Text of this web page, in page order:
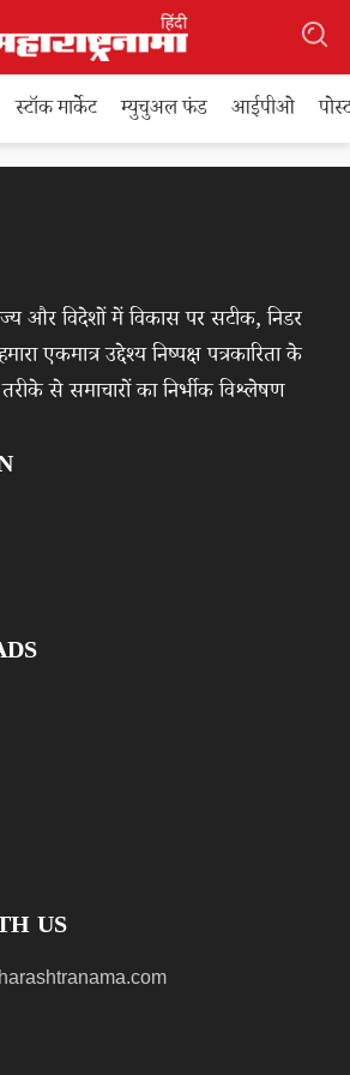
स्टॉक मार्केट म्युचुअल फंड आईपीओ
और विदेशों में विकास पर सटीक, निडर
एकमात्र उद्देश्य निष्पक्ष पत्रकारिता के
से समाचारों का निर्भीक विश्लेषण
US